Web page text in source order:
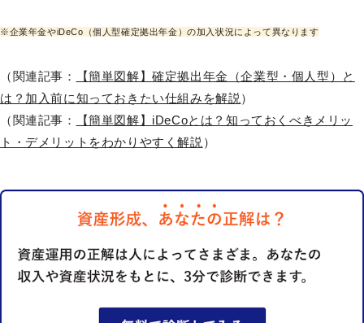
※企業年金やiDeCo（個人型確定拠出年金）の加入状況によって異なります
（関連記事：
【簡単図解】確定拠出年金（企業型・個人型）と
は？加入前に知っておきたい仕組みを解説 ）
（関連記事：
【簡単図解】iDeCoとは？知っておくべきメリッ
ト・デメリットをわかりやすく解説 ）